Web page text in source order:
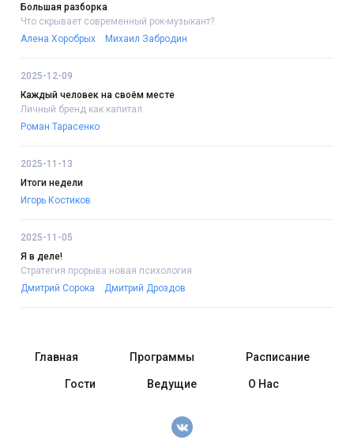
Большая разборка
Что скрывает современный рок-музыкант?
Алена Хоробрых
Михаил Забродин
2025-12-09
Каждый человек на своём месте
Личный бренд как капитал
Роман Тарасенко
2025-11-13
Итоги недели
Игорь Костиков
2025-11-05
Я в деле!
Стратегия прорыва:новая психология
Дмитрий Сорока
Дмитрий Дроздов
Главная Программы Расписание
Гости Ведущие О Нас